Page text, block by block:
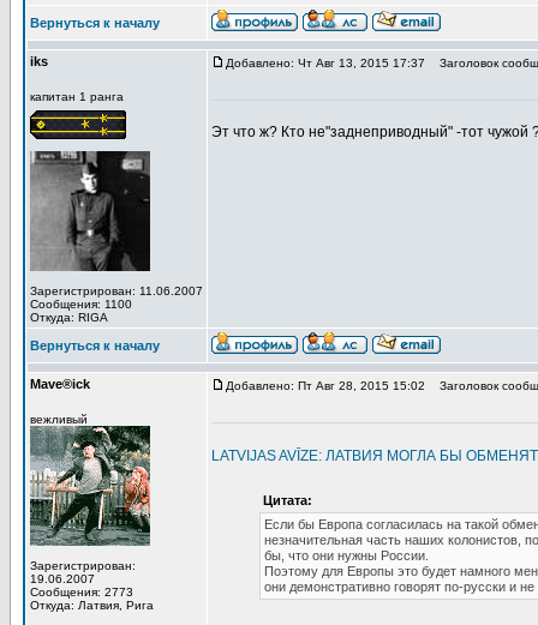
Вернуться к началу
iks
капитан 1 ранга
Зарегистрирован: 11.06.2007
Сообщения: 1100
Откуда: RIGA
Добавлено: Чт Авг 13, 2015 17:37 Заголовок
Эт что ж? Кто не"заднеприводный" -тот чужой
Вернуться к началу
Mave®ick
вежливый
Зарегистрирован:
19.06.2007
Сообщения: 2773
Откуда: Латвия, Рига
Добавлено: Пт Авг 28, 2015 15:02 Заголовок
LATVIJAS AVĪZE: ЛАТВИЯ МОГЛА БЫ
Цитата:
Если бы Европа согласилась на такой
незначительная часть наших колонистов,
бы, что они нужны России.
Поэтому для Европы это будет намного
они демонстративно говорят по-русски и